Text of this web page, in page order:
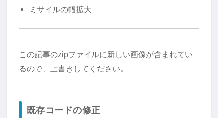
ミサイルの幅拡大
この記事のzipファイルに新しい画像が含まれてい
るので、上書きしてください。
既存コードの修正